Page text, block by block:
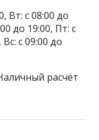
Вт: с 08:00 до
до 19:00, Пт: с
с 09:00 до
расчёт